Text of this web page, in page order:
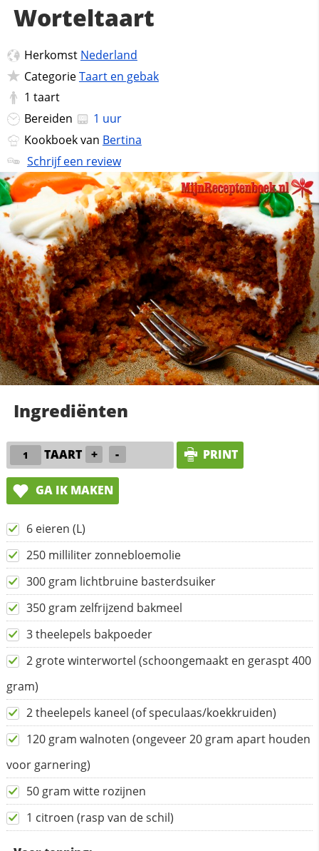
Worteltaart
Herkomst Nederland
CategorieTaart en gebak
1 taart
Bereiden
1 uur
Kookboek van Bertina
Schrijf een review
Ingrediënten
TAART + - PRINT
GA IK MAKEN
6 eieren (L)
250 milliliter zonnebloemolie
300 gram lichtbruine basterdsuiker
350 gram zelfrijzend bakmeel
3 theelepels bakpoeder
2 grote winterwortel (schoongemaakt en geraspt 400
gram)
2 theelepels kaneel (of speculaas/koekkruiden)
120 gram walnoten (ongeveer 20 gram apart houden
voor garnering)
50 gram witte rozijnen
1 citroen (rasp van de schil)